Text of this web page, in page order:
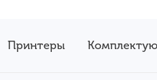
Принтеры